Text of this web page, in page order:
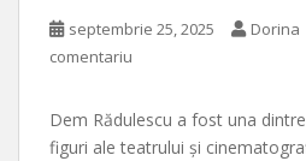
septembrie 25, 2025 Dorina
comentariu
Dem Rădulescu a fost una
figuri ale teatrului și